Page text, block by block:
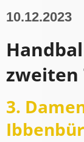
10.12.2023
zweiten
3.